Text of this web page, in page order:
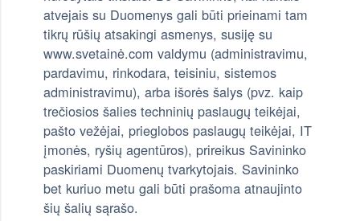
atvejais su Duomenys gali būti prieinami tam
tikrų rūšių atsakingi asmenys, susiję su
www.svetainė.com valdymu (administravimu,
pardavimu, rinkodara, teisiniu, sistemos
administravimu), arba išorės šalys (pvz. kaip
trečiosios šalies techninių paslaugų teikėjai,
pašto vežėjai, prieglobos paslaugų teikėjai, IT
įmonės, ryšių agentūros), prireikus Savininko
paskiriami Duomenų tvarkytojais. Savininko
bet kuriuo metu gali būti prašoma atnaujinto
šių šalių sąrašo.